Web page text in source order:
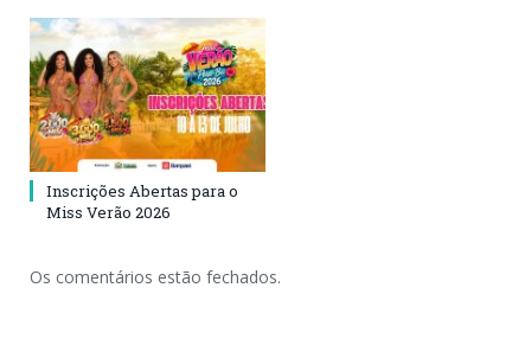
Inscrições Abertas para o
Miss Verão 2026
Os comentários estão fechados.